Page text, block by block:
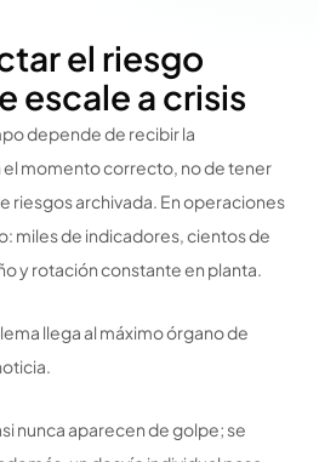
el riesgo
escale a crisis
depende de recibir la
momento correcto, no de tener
riesgos archivada. En operaciones
miles de indicadores, cientos de
y rotación constante en planta.
llega al máximo órgano de
nunca aparecen de golpe; se